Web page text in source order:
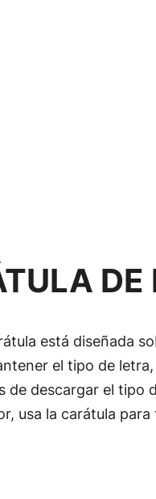
DE
está diseñada
el tipo de
de descargar el tipo
usa la carátula